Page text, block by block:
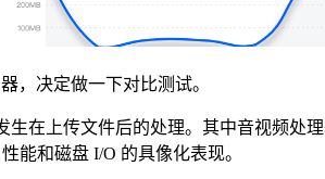
，决定做一下对比测试。
在上传文件后的处理。其中音视频处
能和磁盘 I/O 的具像化表现。